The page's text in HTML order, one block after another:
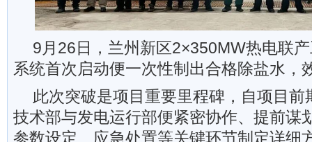
9月26日，兰州新区2×350MW热电联
系统首次启动便一次性制出合格除盐水，
此次突破是项目重要里程碑，自项目
技术部与发电运行部便紧密协作、提前谋
参数设定、应急处置等关键环节制定详细